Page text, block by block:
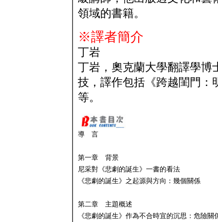
領域的書籍。
※譯者簡介
丁岩
丁岩，奧克蘭大學翻譯學博
技，譯作包括《跨越閨門：
等。
導 言
第一章 背景
尼采對《悲劇的誕生》一書的看法
《悲劇的誕生》之起源與方向：幾個關係
第二章 主題概述
《悲劇的誕生》作為不合時宜的沉思：危險關